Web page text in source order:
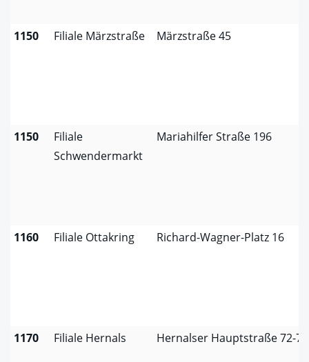
1150 Filiale Märzstraße Märzstraße 45
1150
Filiale
Schwendermarkt
Mariahilfer Straße 196
1160 Filiale Ottakring Richard-Wagner-Platz 16
1170 Filiale Hernals Hernalser Hauptstraße 72-